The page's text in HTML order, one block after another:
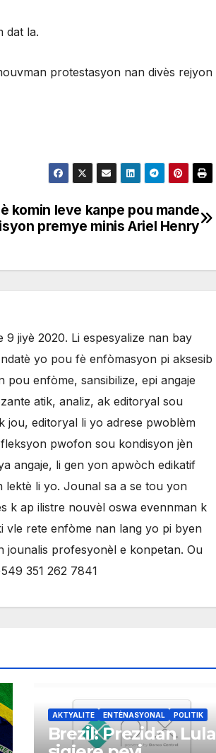
dat la.
protestasyon nan divès rejyon
komin leve kanpe pou mande
premye minis Ariel Henry
jiyè 2020. Li espesyalize nan bay
yo pou fè enfòmasyon pi aksesib
enfòme, sansibilize, epi angaje
atik, analiz, ak editoryal sou
jou, editoryal li yo adrese pwoblèm
pwofon sou kondisyon jèn
angaje, li gen yon apwòch edikatif
lektè li yo. Jounal sa a se tou yon
k ap ilistre nouvèl oswa evennman k
vle rete enfòme nan lang yo pi byen
profesyonèl e konpetan. Ou
351 262 7841
AKTYALITE ENTÈNASYONAL POLITIK
Brezil: Prezidan Lula